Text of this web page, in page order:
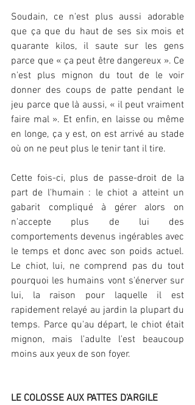
Soudain, ce n'est plus aussi adorable
que ça que du haut de ses six mois et
quarante kilos, il saute sur les gens
parce que « ça peut être dangereux ». Ce
n'est plus mignon du tout de le voir
donner des coups de patte pendant le
jeu parce que là aussi, « il peut vraiment
faire mal ». Et enfin, en laisse ou même
en longe, ça y est, on est arrivé au stade
où on ne peut plus le tenir tant il tire.
Cette fois-ci, plus de passe-droit de la
part de l'humain : le chiot a atteint un
gabarit compliqué à gérer alors on
n'accepte plus de lui des
comportements devenus ingérables avec
le temps et donc avec son poids actuel.
Le chiot, lui, ne comprend pas du tout
pourquoi les humains vont s'énerver sur
lui, la raison pour laquelle il est
rapidement relayé au jardin la plupart du
temps. Parce qu'au départ, le chiot était
mignon, mais l'adulte l'est beaucoup
moins aux yeux de son foyer.
LE COLOSSE AUX PATTES D'ARGILE